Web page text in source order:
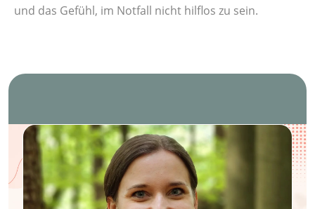
und das Gefühl, im Notfall nicht hilflos zu sein.